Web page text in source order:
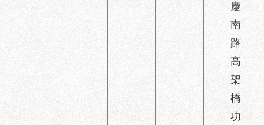
務
答
雙
慶
南
路
高
架
橋
功